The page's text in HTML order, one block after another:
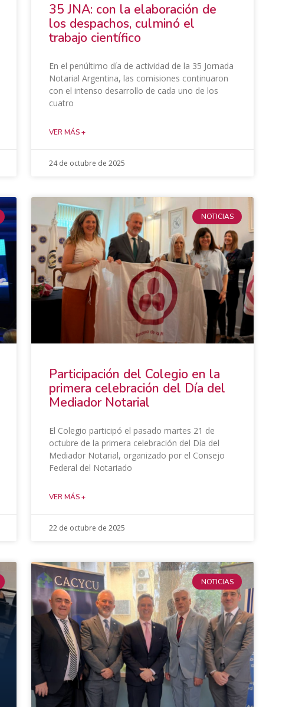
​35 JNA: con la elaboración de
los despachos, culminó el
trabajo científico
En el penúltimo día de actividad de la 35 Jornada
Notarial Argentina, las comisiones continuaron
con el intenso desarrollo de cada uno de los
cuatro
VER MÁS +
24 de octubre de 2025
NOTICIAS
​Participación del Colegio en la
primera celebración del Día del
Mediador Notarial
El Colegio participó el pasado martes 21 de
octubre de la primera celebración del Día del
Mediador Notarial, organizado por el Consejo
Federal del Notariado
VER MÁS +
22 de octubre de 2025
NOTICIAS